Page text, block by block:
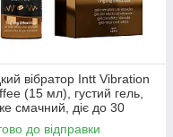
вібратор Intt Vibration
(15 мл), густий гель,
смачний, діє до 30
до відправки